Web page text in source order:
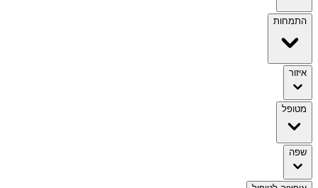
התמחות
איזור
מטופל
שפה